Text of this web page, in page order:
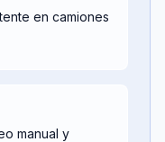
en camiones
manual y